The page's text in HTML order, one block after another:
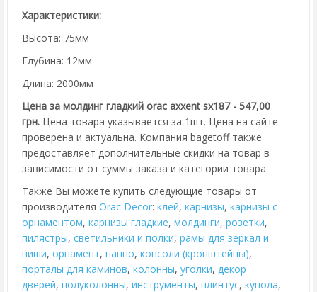
Характеристики:
Высота: 75мм
Глубина: 12мм
Длина: 2000мм
Цена за молдинг гладкий orac axxent sx187 - 547,00
грн. Цена товара указывается за 1шт. Цена на сайте
проверена и актуальна. Компания bagetoff также
предоставляет дополнительные скидки на товар в
зависимости от суммы заказа и категории товара.
Также Вы можете купить следующие товары от
производителя Orac Decor: клей, карнизы, карнизы с
орнаментом, карнизы гладкие, молдинги, розетки,
пилястры, cветильники и полки, рамы для зеркал и
ниши, орнамент, панно, консоли (кронштейны),
порталы для каминов, колонны, уголки, декор
дверей, полуколонны, инструменты, плинтус, купола,